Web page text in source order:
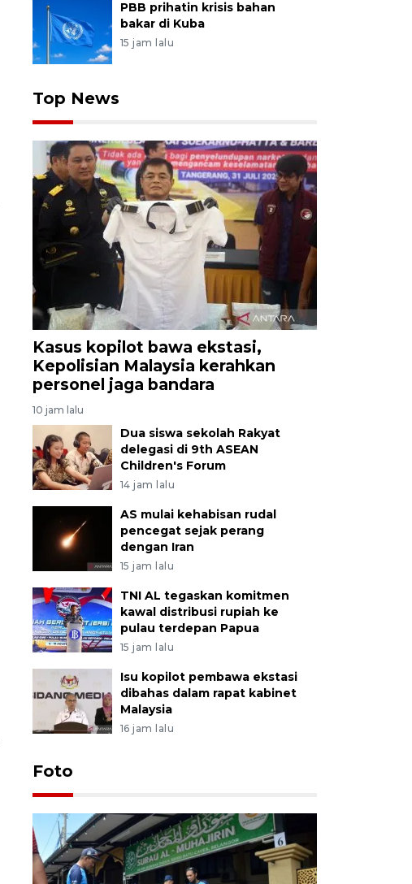
PBB prihatin krisis bahan
bakar di Kuba
15 jam lalu
Top News
Kasus kopilot bawa ekstasi,
Kepolisian Malaysia kerahkan
personel jaga bandara
10 jam lalu
Dua siswa sekolah Rakyat
delegasi di 9th ASEAN
Children's Forum
14 jam lalu
AS mulai kehabisan rudal
pencegat sejak perang
dengan Iran
15 jam lalu
TNI AL tegaskan komitmen
kawal distribusi rupiah ke
pulau terdepan Papua
15 jam lalu
Isu kopilot pembawa ekstasi
dibahas dalam rapat kabinet
Malaysia
16 jam lalu
Foto